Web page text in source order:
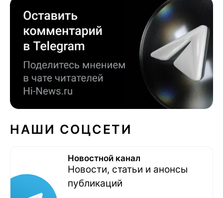
НАШИ СОЦСЕТИ
Новостной канал
Новости, статьи и анонсы
публикаций